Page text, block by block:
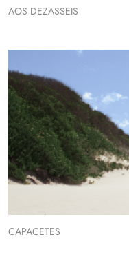
AOS DEZASSEIS
CAPACETES